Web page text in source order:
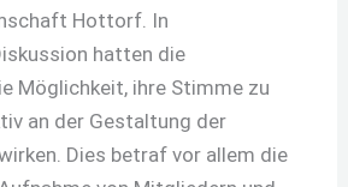
Hottorf. In
hatten die
Möglichkeit, ihre Stimme zu
an der Gestaltung der
Dies betraf vor allem die